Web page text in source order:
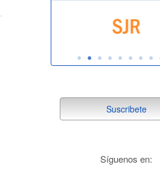
suscribete
Suscribete
Síguenos en: